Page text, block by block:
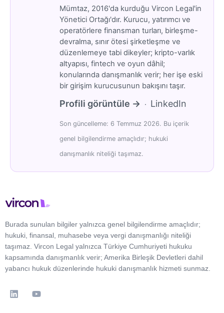
Mümtaz, 2016'da kurduğu Vircon Legal'in
Yönetici Ortağı'dır. Kurucu, yatırımcı ve
operatörlere finansman turları, birleşme-
devralma, sınır ötesi şirketleşme ve
düzenlemeye tabi dikeyler; kripto-varlık
altyapısı, fintech ve oyun dâhil;
konularında danışmanlık verir; her işe eski
bir girişim kurucusunun bakışını taşır.
Profili görüntüle → · LinkedIn
Son güncelleme: 6 Temmuz 2026. Bu içerik
genel bilgilendirme amaçlıdır; hukuki
danışmanlık niteliği taşımaz.
Burada sunulan bilgiler yalnızca genel bilgilendirme amaçlıdır;
hukuki, finansal, muhasebe veya vergi danışmanlığı niteliği
taşımaz. Vircon Legal yalnızca Türkiye Cumhuriyeti hukuku
kapsamında danışmanlık verir; Amerika Birleşik Devletleri dahil
yabancı hukuk düzenlerinde hukuki danışmanlık hizmeti sunmaz.